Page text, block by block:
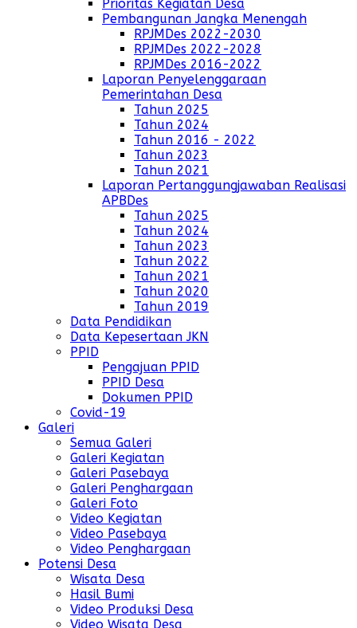
Prioritas Kegiatan Desa
Pembangunan Jangka Menengah
RPJMDes 2022-2030
RPJMDes 2022-2028
RPJMDes 2016-2022
Laporan Penyelenggaraan
Pemerintahan Desa
Tahun 2025
Tahun 2024
Tahun 2016 - 2022
Tahun 2023
Tahun 2021
Laporan Pertanggungjawaban Realisasi
APBDes
Tahun 2025
Tahun 2024
Tahun 2023
Tahun 2022
Tahun 2021
Tahun 2020
Tahun 2019
Data Pendidikan
Data Kepesertaan JKN
PPID
Pengajuan PPID
PPID Desa
Dokumen PPID
Covid-19
Galeri
Semua Galeri
Galeri Kegiatan
Galeri Pasebaya
Galeri Penghargaan
Galeri Foto
Video Kegiatan
Video Pasebaya
Video Penghargaan
Potensi Desa
Wisata Desa
Hasil Bumi
Video Produksi Desa
Video Wisata Desa